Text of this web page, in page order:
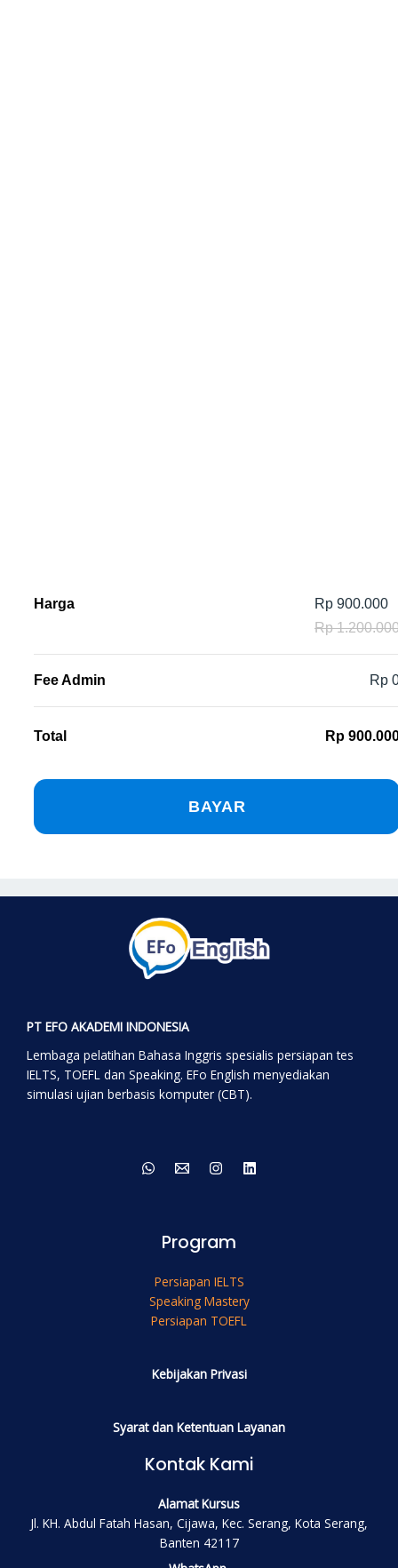
Harga
Rp 900.000
Rp
Fee Admin Rp
Total Rp
BAYAR
PT EFO AKADEMI INDONESIA
Lembaga pelatihan Bahasa Inggris spesialis persiapan tes
IELTS, TOEFL dan Speaking. EFo English menyediakan
simulasi ujian berbasis komputer (CBT).
Program
Persiapan IELTS
Speaking Mastery
Persiapan TOEFL
Kebijakan Privasi
Syarat dan Ketentuan Layanan
Kontak Kami
Alamat Kursus
Jl. KH. Abdul Fatah Hasan, Cijawa, Kec. Serang, Kota Serang,
Banten 42117